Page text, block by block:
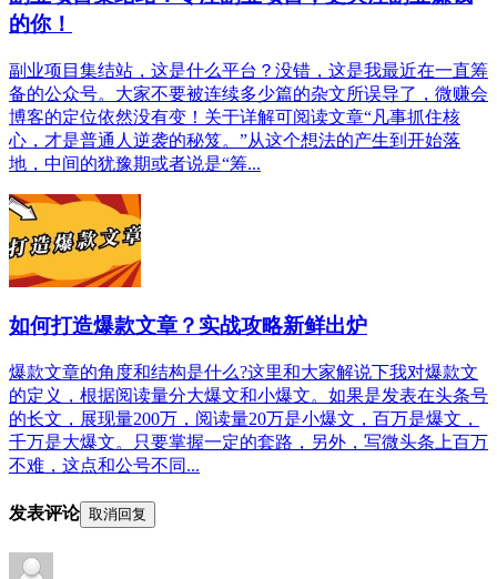
的你！
副业项目集结站，这是什么平台？没错，这是我最近在一直筹
备的公众号。大家不要被连续多少篇的杂文所误导了，微赚会
博客的定位依然没有变！关于详解可阅读文章“凡事抓住核
心，才是普通人逆袭的秘笈。”从这个想法的产生到开始落
地，中间的犹豫期或者说是“筹...
如何打造爆款文章？实战攻略新鲜出炉
爆款文章的角度和结构是什么?这里和大家解说下我对爆款文
的定义，根据阅读量分大爆文和小爆文。如果是发表在头条号
的长文，展现量200万，阅读量20万是小爆文，百万是爆文，
千万是大爆文。只要掌握一定的套路，另外，写微头条上百万
不难，这点和公号不同...
发表评论 取消回复